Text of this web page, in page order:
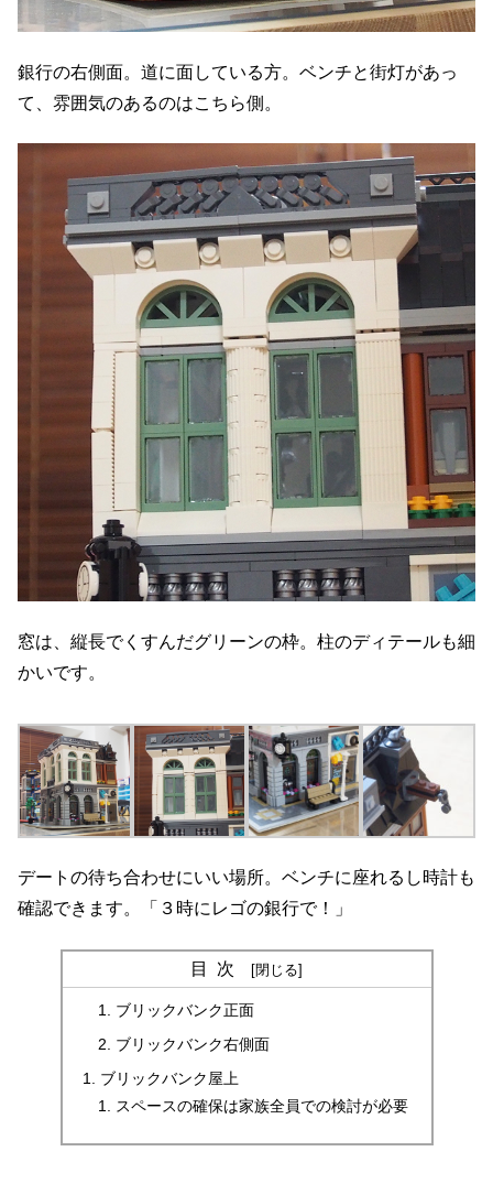
銀行の右側面。道に面している方。ベンチと街灯があっ
て、雰囲気のあるのはこちら側。
窓は、縦長でくすんだグリーンの枠。柱のディテールも細
かいです。
デートの待ち合わせにいい場所。ベンチに座れるし時計も
確認できます。「３時にレゴの銀行で！」
目次
ブリックバンク正面
ブリックバンク右側面
ブリックバンク屋上
スペースの確保は家族全員での検討が必要